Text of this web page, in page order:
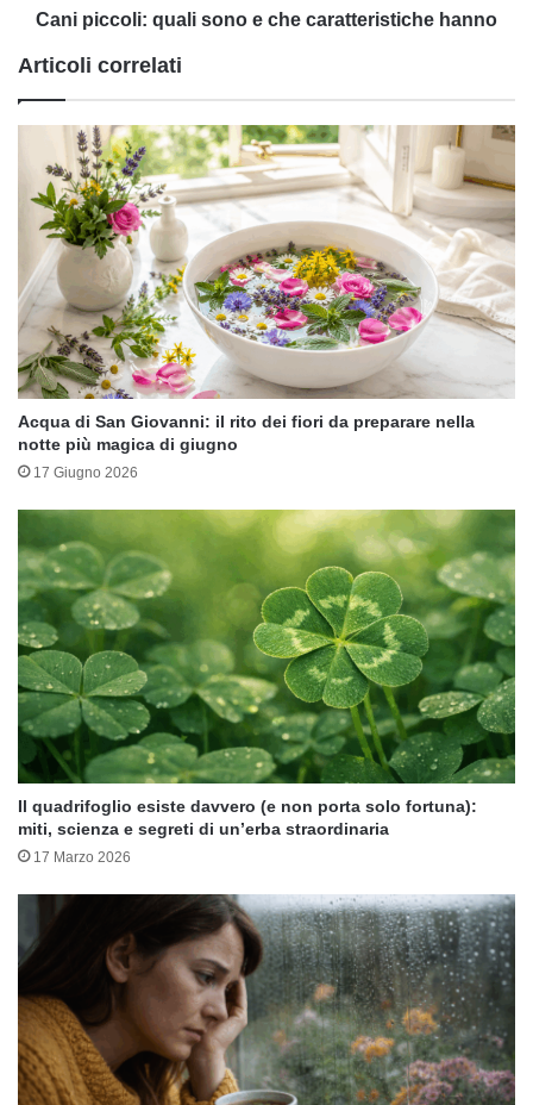
Cani piccoli: quali sono e che caratteristiche hanno
Articoli correlati
Acqua di San Giovanni: il rito dei fiori da preparare nella
notte più magica di giugno
17 Giugno 2026
Il quadrifoglio esiste davvero (e non porta solo fortuna):
miti, scienza e segreti di un’erba straordinaria
17 Marzo 2026